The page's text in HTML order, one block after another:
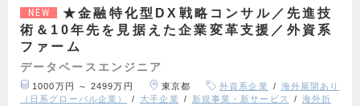
NEW
★金融特化型DX戦略コンサル／先進技
術＆10年先を見据えた企業変革支援／外資系
ファーム
データベースエンジニア
1000万円 ～ 2499万円 東京都 外資系企業
海外展開あり
（日系グローバル企業）
大手企業 新規事業・新サービス
海外折